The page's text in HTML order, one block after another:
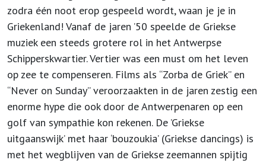
zodra één noot erop gespeeld wordt, waan je je in
Griekenland! Vanaf de jaren ’50 speelde de Griekse
muziek een steeds grotere rol in het Antwerpse
Schipperskwartier. Vertier was een must om het leven
op zee te compenseren. Films als “Zorba de Griek” en
“Never on Sunday” veroorzaakten in de jaren zestig een
enorme hype die ook door de Antwerpenaren op een
golf van sympathie kon rekenen. De ’Griekse
uitgaanswijk’ met haar ‘bouzoukia’ (Griekse dancings) is
met het wegblijven van de Griekse zeemannen spijtig